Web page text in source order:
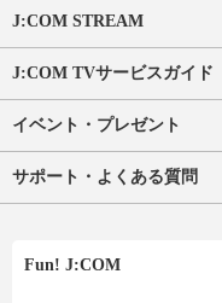
J:COM STREAM
J:COM TVサービスガイド
イベント・プレゼント
サポート・よくある質問
Fun! J:COM